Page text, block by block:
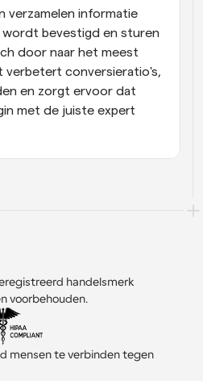
verzamelen informatie
bevestigd en sturen
door naar het meest
verbetert conversieratio's,
en zorgt ervoor dat
met de juiste expert
handelsmerk
voorbehouden.
mensen te verbinden tegen